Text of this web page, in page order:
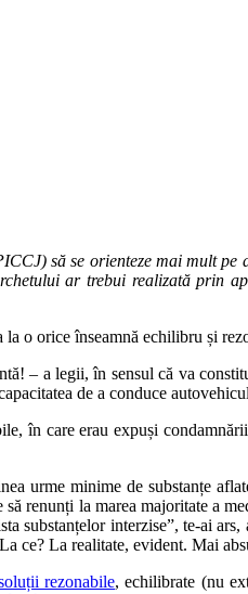
să se orienteze mai mult
ar trebui realizată prin
o orice înseamnă echilibru și
– a legii, în sensul că va
de a conduce
în care erau expuși
urme minime de substanțe
renunți la marea majoritate a
substanțelor interzise”, te-ai
ce? La realitate, evident. Mai
rezonabile, echilibrate (nu